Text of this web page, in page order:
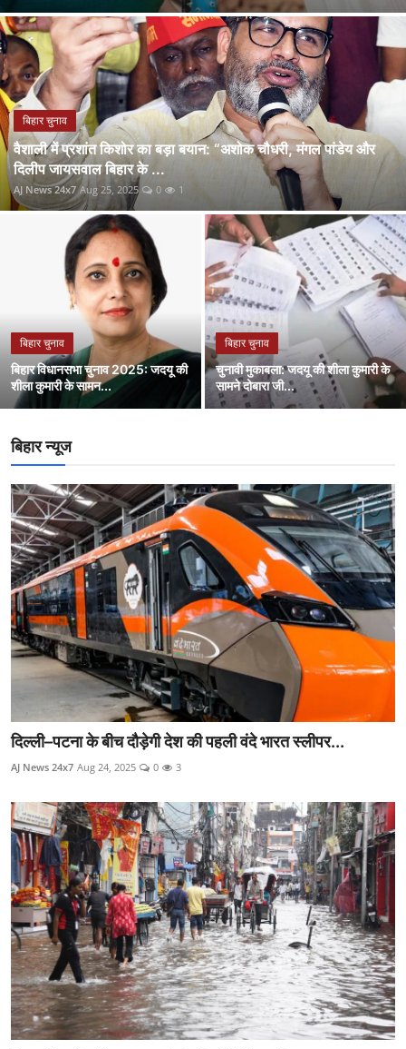
एजुकेशन / करियर
विदेश
ऑटो
बिहार चुनाव
वैशाली में प्रशांत किशोर का बड़ा बयान: “अशोक चौधरी, मंगल पांडेय और
दिलीप जायसवाल बिहार के ...
AJ News 24x7 Aug 25, 2025 0 1
बिहार चुनाव
बिहार विधानसभा चुनाव 2025: जदयू की
शीला कुमारी के सामन...
बिहार चुनाव
चुनावी मुकाबला: जदयू की शीला कुमारी के
सामने दोबारा जी...
बिहार न्यूज
दिल्ली–पटना के बीच दौड़ेगी देश की पहली वंदे भारत स्लीपर...
AJ News 24x7 Aug 24, 2025 0 3